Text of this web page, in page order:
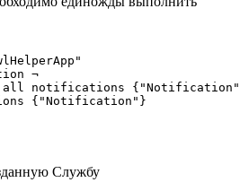
¬
notifications
{"Notification"}
Службу